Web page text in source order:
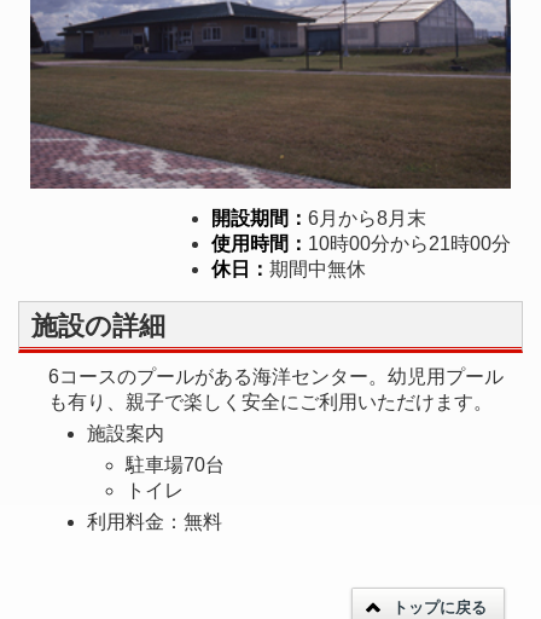
開設期間： 6月から8月末
使用時間： 10時00分から21時00分
休日： 期間中無休
施設の詳細
6コースのプールがある海洋センター。幼児用プール
も有り、親子で楽しく安全にご利用いただけます。
施設案内
駐車場70台
トイレ
利用料金：無料
トップに戻る